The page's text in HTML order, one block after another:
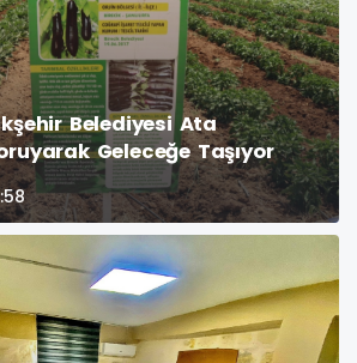
Belediyesi Ata
Geleceğe Taşıyor